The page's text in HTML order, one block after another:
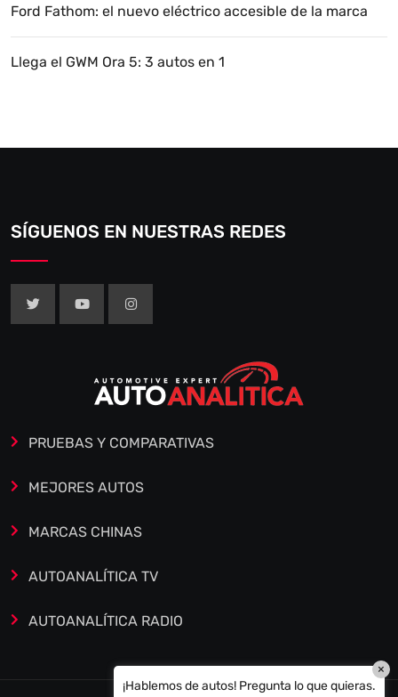
Ford Fathom: el nuevo eléctrico accesible de la marca
Llega el GWM Ora 5: 3 autos en 1
SÍGUENOS EN NUESTRAS REDES
PRUEBAS Y COMPARATIVAS
MEJORES AUTOS
MARCAS CHINAS
AUTOANALÍTICA TV
AUTOANALÍTICA RADIO
¡Hablemos de autos! Pregunta lo que quieras.
×